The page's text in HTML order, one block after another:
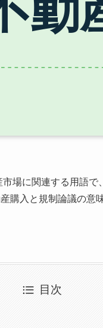
場に関連する用語
購入と規制論議の意
目次